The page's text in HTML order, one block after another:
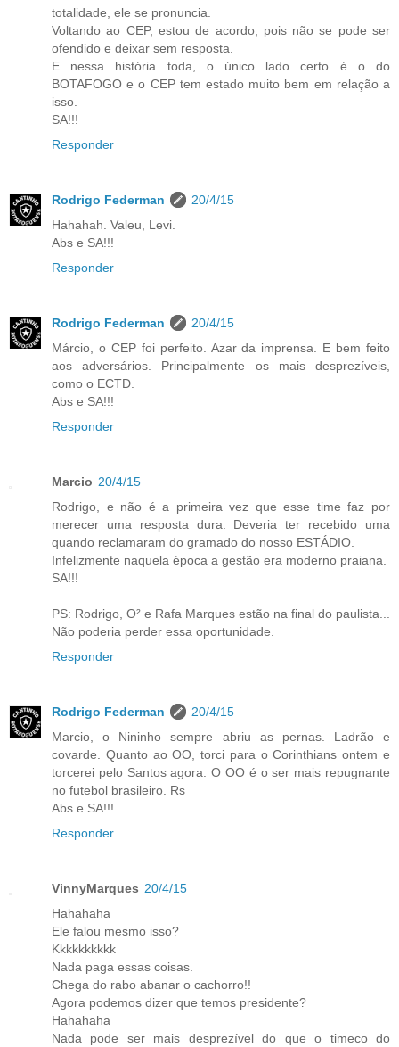
totalidade, ele se pronuncia.
Voltando ao CEP, estou de acordo, pois não se pode ser
ofendido e deixar sem resposta.
E nessa história toda, o único lado certo é o do
BOTAFOGO e o CEP tem estado muito bem em relação a
isso.
SA!!!
Responder
Rodrigo Federman
20/4/15
Hahahah. Valeu, Levi.
Abs e SA!!!
Responder
Rodrigo Federman
20/4/15
Márcio, o CEP foi perfeito. Azar da imprensa. E bem feito
aos adversários. Principalmente os mais desprezíveis,
como o ECTD.
Abs e SA!!!
Responder
Marcio 20/4/15
Rodrigo, e não é a primeira vez que esse time faz por
merecer uma resposta dura. Deveria ter recebido uma
quando reclamaram do gramado do nosso ESTÁDIO.
Infelizmente naquela época a gestão era moderno praiana.
SA!!!
PS: Rodrigo, O² e Rafa Marques estão na final do paulista...
Não poderia perder essa oportunidade.
Responder
Rodrigo Federman
20/4/15
Marcio, o Nininho sempre abriu as pernas. Ladrão e
covarde. Quanto ao OO, torci para o Corinthians ontem e
torcerei pelo Santos agora. O OO é o ser mais repugnante
no futebol brasileiro. Rs
Abs e SA!!!
Responder
VinnyMarques 20/4/15
Hahahaha
Ele falou mesmo isso?
Kkkkkkkkkk
Nada paga essas coisas.
Chega do rabo abanar o cachorro!!
Agora podemos dizer que temos presidente?
Hahahaha
Nada pode ser mais desprezível do que o timeco do